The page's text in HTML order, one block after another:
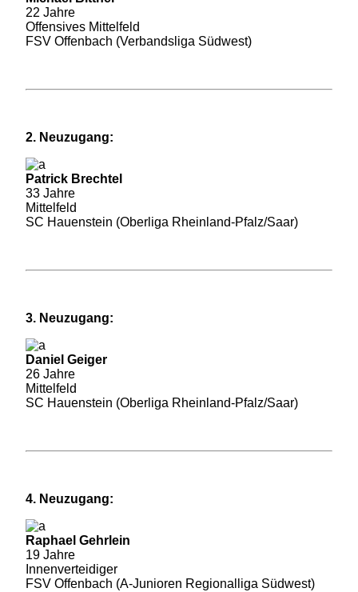
22 Jahre
Offensives Mittelfeld
FSV Offenbach (Verbandsliga Südwest)
2. Neuzugang:
Patrick Brechtel
33 Jahre
Mittelfeld
SC Hauenstein (Oberliga Rheinland-Pfalz/Saar)
3. Neuzugang:
Daniel Geiger
26 Jahre
Mittelfeld
SC Hauenstein (Oberliga Rheinland-Pfalz/Saar)
4. Neuzugang:
Raphael Gehrlein
19 Jahre
Innenverteidiger
FSV Offenbach (A-Junioren Regionalliga Südwest)